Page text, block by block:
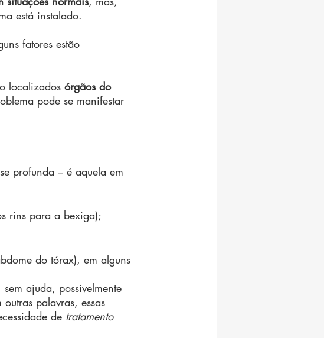
está instalado.
fatores estão
localizados órgãos do
pode se manifestar
profunda – é aquela em
rins para a bexiga);
do tórax), em alguns
ajuda, possivelmente
outras palavras, essas
de tratamento